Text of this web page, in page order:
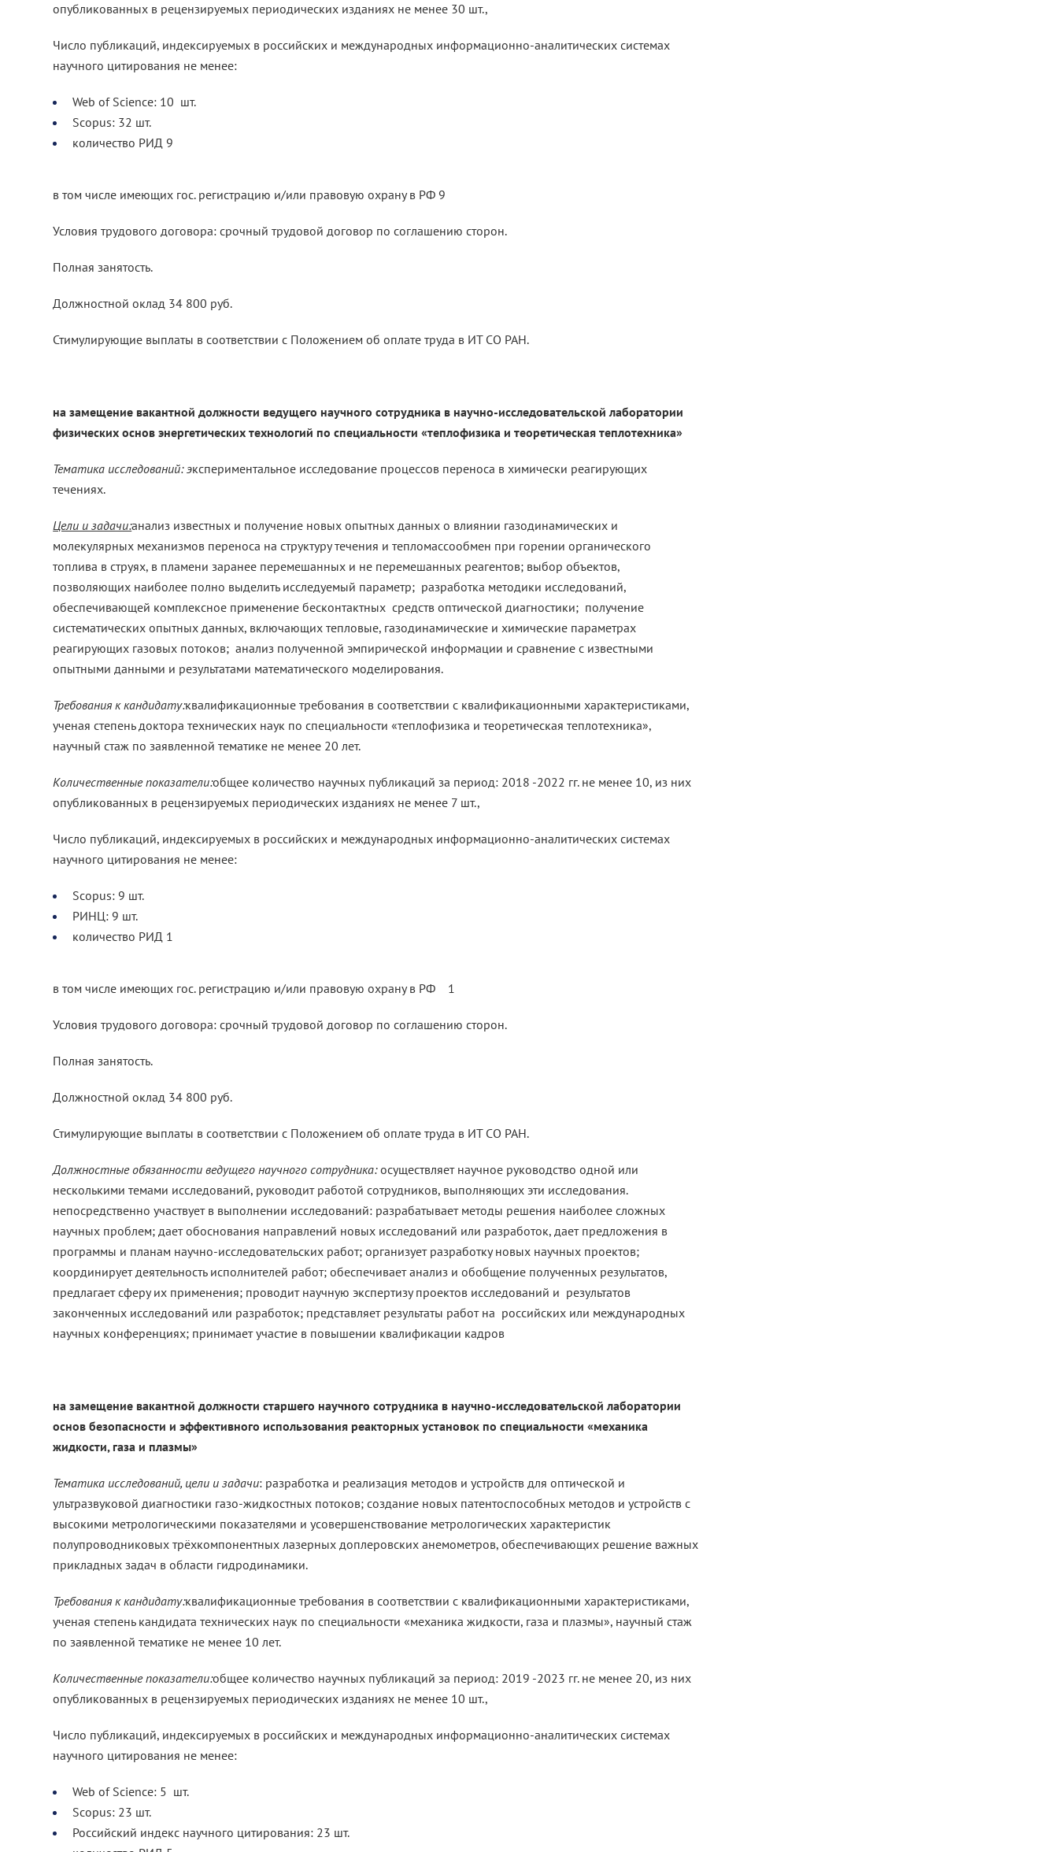
опубликованных в рецензируемых периодических изданиях не менее 30 шт.,
Число публикаций, индексируемых в российских и международных информационно-аналитических системах
научного цитирования не менее:
Web of Science: 10 шт.
Scopus: 32 шт.
количество РИД 9
в том числе имеющих гос. регистрацию и/или правовую охрану в РФ 9
Условия трудового договора: срочный трудовой договор по соглашению сторон.
Полная занятость.
Должностной оклад 34 800 руб.
Стимулирующие выплаты в соответствии с Положением об оплате труда в ИТ СО РАН.
на замещение вакантной должности ведущего научного сотрудника в научно-исследовательской лаборатории
физических основ энергетических технологий по специальности «теплофизика и теоретическая теплотехника»
Тематика исследований: экспериментальное исследование процессов переноса в химически реагирующих
течениях.
Цели и задачи:анализ известных и получение новых опытных данных о влиянии газодинамических и
молекулярных механизмов переноса на структуру течения и тепломассообмен при горении органического
топлива в струях, в пламени заранее перемешанных и не перемешанных реагентов; выбор объектов,
позволяющих наиболее полно выделить исследуемый параметр; разработка методики исследований,
обеспечивающей комплексное применение бесконтактных средств оптической диагностики; получение
систематических опытных данных, включающих тепловые, газодинамические и химические параметрах
реагирующих газовых потоков; анализ полученной эмпирической информации и сравнение с известными
опытными данными и результатами математического моделирования.
Требования к кандидату:квалификационные требования в соответствии с квалификационными характеристиками,
ученая степень доктора технических наук по специальности «теплофизика и теоретическая теплотехника»,
научный стаж по заявленной тематике не менее 20 лет.
Количественные показатели:общее количество научных публикаций за период: 2018 -2022 гг. не менее 10, из них
опубликованных в рецензируемых периодических изданиях не менее 7 шт.,
Число публикаций, индексируемых в российских и международных информационно-аналитических системах
научного цитирования не менее:
Scopus: 9 шт.
РИНЦ: 9 шт.
количество РИД 1
в том числе имеющих гос. регистрацию и/или правовую охрану в РФ 1
Условия трудового договора: срочный трудовой договор по соглашению сторон.
Полная занятость.
Должностной оклад 34 800 руб.
Стимулирующие выплаты в соответствии с Положением об оплате труда в ИТ СО РАН.
Должностные обязанности ведущего научного сотрудника:осуществляет научное руководство одной или
несколькими темами исследований, руководит работой сотрудников, выполняющих эти исследования.
непосредственно участвует в выполнении исследований: разрабатывает методы решения наиболее сложных
научных проблем; дает обоснования направлений новых исследований или разработок, дает предложения в
программы и планам научно-исследовательских работ; организует разработку новых научных проектов;
координирует деятельность исполнителей работ; обеспечивает анализ и обобщение полученных результатов,
предлагает сферу их применения; проводит научную экспертизу проектов исследований и результатов
законченных исследований или разработок; представляет результаты работ на российских или международных
научных конференциях; принимает участие в повышении квалификации кадров
на замещение вакантной должности старшего научного сотрудника в научно-исследовательской лаборатории
основ безопасности и эффективного использования реакторных установок по специальности «механика
жидкости, газа и плазмы»
Тематика исследований, цели и задачи: разработка и реализация методов и устройств для оптической и
ультразвуковой диагностики газо-жидкостных потоков; создание новых патентоспособных методов и устройств с
высокими метрологическими показателями и усовершенствование метрологических характеристик
полупроводниковых трёхкомпонентных лазерных доплеровских анемометров, обеспечивающих решение важных
прикладных задач в области гидродинамики.
Требования к кандидату:квалификационные требования в соответствии с квалификационными характеристиками,
ученая степень кандидата технических наук по специальности «механика жидкости, газа и плазмы», научный стаж
по заявленной тематике не менее 10 лет.
Количественные показатели:общее количество научных публикаций за период: 2019 -2023 гг. не менее 20, из них
опубликованных в рецензируемых периодических изданиях не менее 10 шт.,
Число публикаций, индексируемых в российских и международных информационно-аналитических системах
научного цитирования не менее:
Web of Science: 5 шт.
Scopus: 23 шт.
Российский индекс научного цитирования: 23 шт.